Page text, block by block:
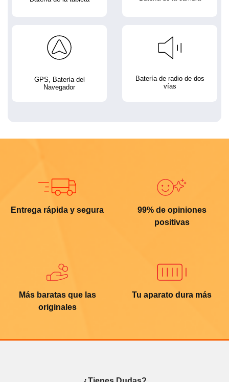
GPS, Batería del
Navegador
Batería de radio de dos
vías
Entrega rápida y segura
99% de opiniones
positivas
Más baratas que las
originales
Tu aparato dura más